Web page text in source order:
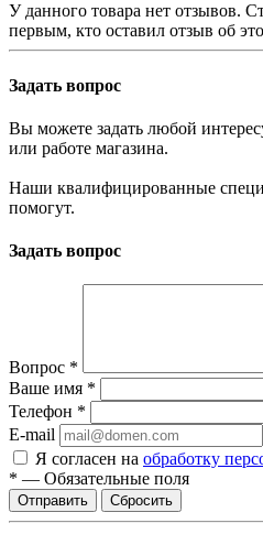
У данного товара нет отзывов.
первым, кто оставил отзыв об
Задать вопрос
Вы можете задать любой
или работе магазина.
Наши квалифицированные
помогут.
Задать вопрос
Вопрос *
Ваше имя *
Телефон *
E-mail
Я согласен на обработку
* — Обязательные поля
Сбросить